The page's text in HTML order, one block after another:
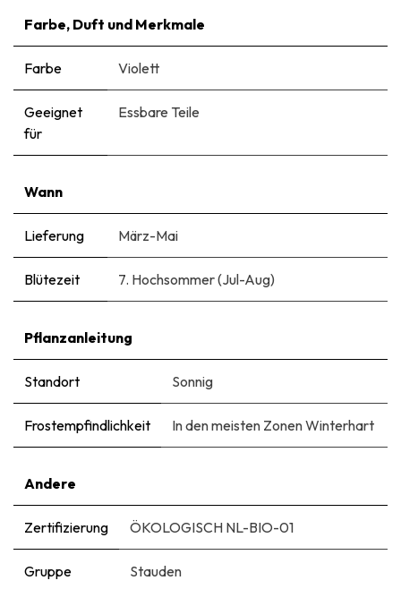
Farbe, Duft und Merkmale
Farbe Violett
Geeignet
für
Essbare Teile
Wann
Lieferung März-Mai
Blütezeit 7. Hochsommer (Jul-Aug)
Pflanzanleitung
Standort Sonnig
Frostempfindlichkeit In den meisten Zonen Winterhart
Andere
Zertifizierung ÖKOLOGISCH NL-BIO-01
Gruppe Stauden